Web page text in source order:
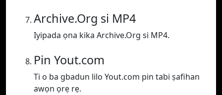
Archive.Org si MP4
Iyipada ọna kika Archive.Org si MP4.
Pin Yout.com
Ti o ba gbadun lilo Yout.com pin tabi ṣafihan
awọn ọrẹ rẹ.